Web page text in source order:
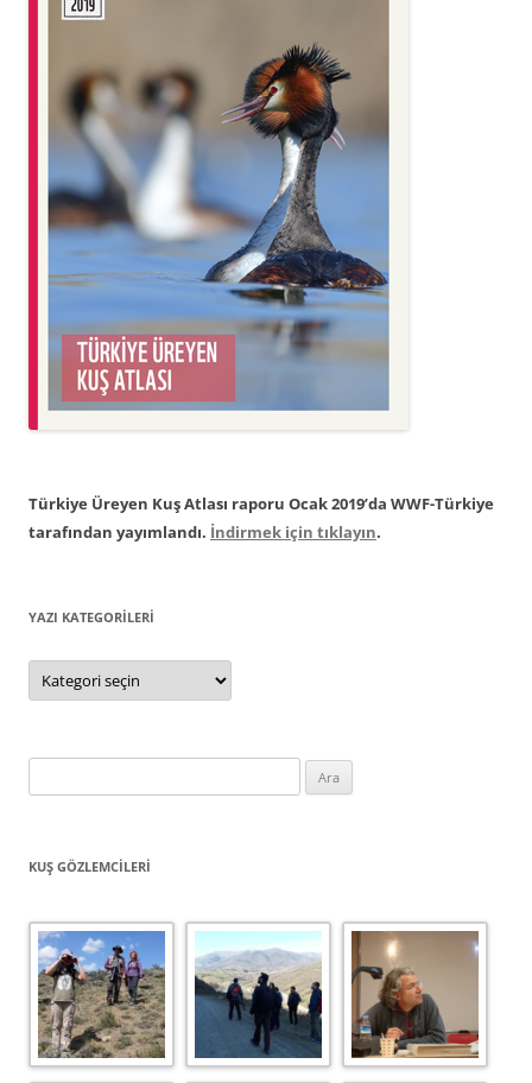
Türkiye Üreyen Kuş Atlası raporu Ocak 2019’da WWF-Türkiye
tarafından yayımlandı. İndirmek için tıklayın.
YAZI KATEGORILERI
Yazı
Kategorileri
KUŞ GÖZLEMCILERI